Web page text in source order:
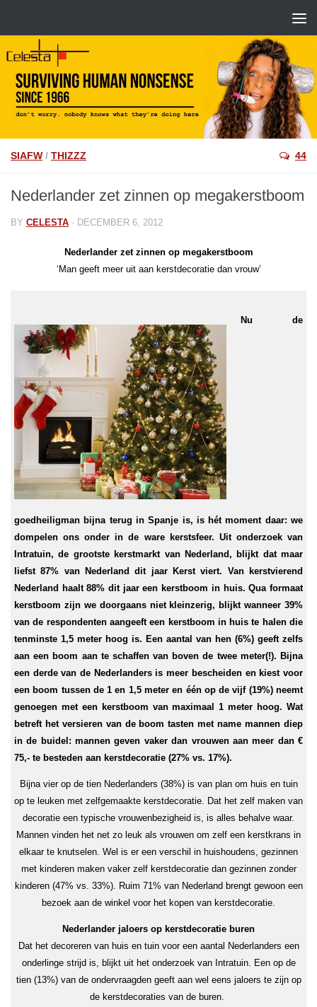
SIAFW / THIZZZ 44
Nederlander zet zinnen op megakerstboom
BY CELESTA · DECEMBER 6, 2012
Nederlander zet zinnen op megakerstboom
‘Man geeft meer uit aan kerstdecoratie dan vrouw’
Nu de
goedheiligman bijna terug in Spanje is, is hét moment daar: we
dompelen ons onder in de ware kerstsfeer. Uit onderzoek van
Intratuin, de grootste kerstmarkt van Nederland, blijkt dat maar
liefst 87% van Nederland dit jaar Kerst viert. Van kerstvierend
Nederland haalt 88% dit jaar een kerstboom in huis. Qua formaat
kerstboom zijn we doorgaans niet kleinzerig, blijkt wanneer 39%
van de respondenten aangeeft een kerstboom in huis te halen die
tenminste 1,5 meter hoog is. Een aantal van hen (6%) geeft zelfs
aan een boom aan te schaffen van boven de twee meter(!). Bijna
een derde van de Nederlanders is meer bescheiden en kiest voor
een boom tussen de 1 en 1,5 meter en één op de vijf (19%) neemt
genoegen met een kerstboom van maximaal 1 meter hoog. Wat
betreft het versieren van de boom tasten met name mannen diep
in de buidel: mannen geven vaker dan vrouwen aan meer dan €
75,- te besteden aan kerstdecoratie (27% vs. 17%).
Bijna vier op de tien Nederlanders (38%) is van plan om huis en tuin
op te leuken met zelfgemaakte kerstdecoratie. Dat het zelf maken van
decoratie een typische vrouwenbezigheid is, is alles behalve waar.
Mannen vinden het net zo leuk als vrouwen om zelf een kerstkrans in
elkaar te knutselen. Wel is er een verschil in huishoudens, gezinnen
met kinderen maken vaker zelf kerstdecoratie dan gezinnen zonder
kinderen (47% vs. 33%). Ruim 71% van Nederland brengt gewoon een
bezoek aan de winkel voor het kopen van kerstdecoratie.
Nederlander jaloers op kerstdecoratie buren
Dat het decoreren van huis en tuin voor een aantal Nederlanders een
onderlinge strijd is, blijkt uit het onderzoek van Intratuin. Een op de
tien (13%) van de ondervraagden geeft aan wel eens jaloers te zijn op
de kerstdecoraties van de buren.